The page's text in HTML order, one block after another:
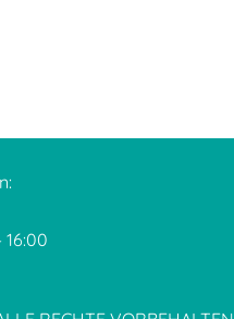
16:00